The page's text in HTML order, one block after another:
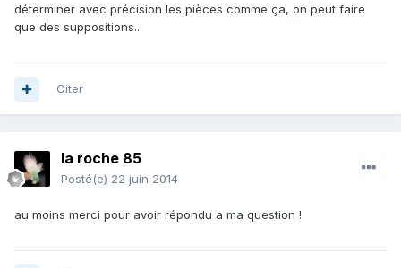
déterminer avec précision les pièces comme ça, on peut faire
que des suppositions..
Citer
la roche 85
Posté(e) 22 juin 2014
au moins merci pour avoir répondu a ma question !